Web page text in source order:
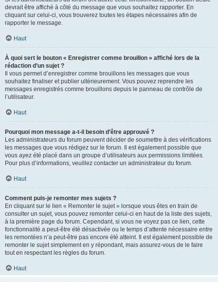
devrait être affiché à côté du message que vous souhaitez rapporter. En
cliquant sur celui-ci, vous trouverez toutes les étapes nécessaires afin de
rapporter le message.
Haut
À quoi sert le bouton « Enregistrer comme brouillon » affiché lors de la
rédaction d’un sujet ?
Il vous permet d’enregistrer comme brouillons les messages que vous
souhaitez finaliser et publier ultérieurement. Vous pouvez reprendre les
messages enregistrés comme brouillons depuis le panneau de contrôle de
l’utilisateur.
Haut
Pourquoi mon message a-t-il besoin d’être approuvé ?
Les administrateurs du forum peuvent décider de soumettre à des vérifications
les messages que vous rédigez sur le forum. Il est également possible que
vous ayez été placé dans un groupe d’utilisateurs aux permissions limitées.
Pour plus d’informations, veuillez contacter un administrateur du forum.
Haut
Comment puis-je remonter mes sujets ?
En cliquant sur le lien « Remonter le sujet » lorsque vous êtes en train de
consulter un sujet, vous pouvez remonter celui-ci en haut de la liste des sujets,
à la première page du forum. Cependant, si vous ne voyez pas ce lien, cette
fonctionnalité a peut-être été désactivée ou le temps d’attente nécessaire entre
les remontées n’a peut-être pas encore été atteint. Il est également possible de
remonter le sujet simplement en y répondant, mais assurez-vous de le faire
tout en respectant les règles du forum.
Haut